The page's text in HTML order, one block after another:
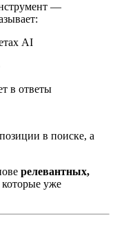
—
AI
в ответы
в поиске, а
релевантных,
которые уже